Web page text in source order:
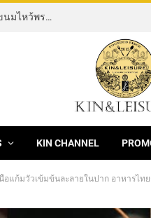
[News] THE ROCKING HORSE OF RESILIENCE คอลเลกชันขนมไหว้พระจันทร์ mooncake ประจำปี 2569 จากBanyan Tree Bangkok 1 สิงหาคม – 25 กันยายน 2569
KIN CHANNEL
วัวเข้มข้นละลายในปาก อาหารไทยรสแท้วัตถุดิ